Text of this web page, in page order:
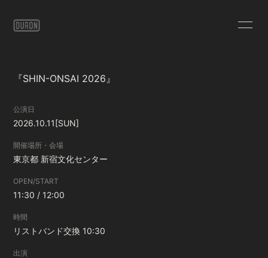
SCHEDULE
VIDEO
STORE
BLOG
会員登録
『SHIN-ONSAI 2026』
公演日
2026.10.11[SUN]
開催場所・会場
東京都 新宿文化センター
OPEN/START
11:30 / 12:00
時間
リストバンド交換 10:30
出演